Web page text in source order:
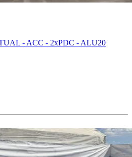
- ACC - 2xPDC - ALU20